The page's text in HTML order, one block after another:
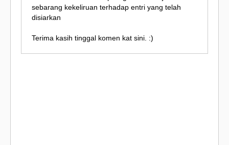
sebarang kekeliruan terhadap entri yang telah
disiarkan
Terima kasih tinggal komen kat sini. :)